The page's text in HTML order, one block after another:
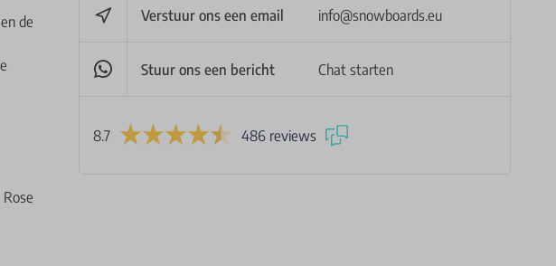
de
Verstuur ons een email info@snowboards.eu
Stuur ons een bericht Chat starten
8.7 486 reviews